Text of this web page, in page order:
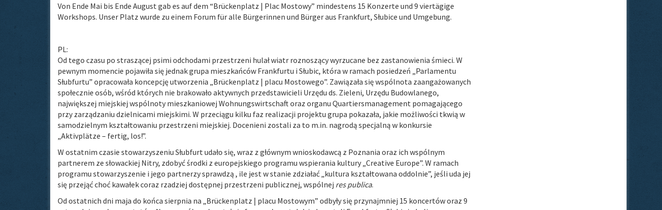
Von Ende Mai bis Ende August gab es auf dem “Brückenplatz | Plac Mostowy” mindestens 15 Konzerte und 9 viertägige
Workshops. Unser Platz wurde zu einem Forum für alle Bürgerinnen und Bürger aus Frankfurt, Słubice und Umgebung.
PL:
Od tego czasu po straszącej psimi odchodami przestrzeni hulał wiatr roznoszący wyrzucane bez zastanowienia śmieci. W
pewnym momencie pojawiła się jednak grupa mieszkańców Frankfurtu i Słubic, która w ramach posiedzeń „Parlamentu
Słubfurtu” opracowała koncepcję utworzenia „Brückenplatz | placu Mostowego”. Zawiązała się wspólnota zaangażowanych
społecznie osób, wśród których nie brakowało aktywnych przedstawicieli Urzędu ds. Zieleni, Urzędu Budowlanego,
największej miejskiej wspólnoty mieszkaniowej Wohnungswirtschaft oraz organu Quartiersmanagement pomagającego
przy zarządzaniu dzielnicami miejskimi. W przeciągu kilku faz realizacji projektu grupa pokazała, jakie możliwości tkwią w
samodzielnym kształtowaniu przestrzeni miejskiej. Docenieni zostali za to m.in. nagrodą specjalną w konkursie
„Aktivplätze – fertig, los!”.
W ostatnim czasie stowarzyszeniu Słubfurt udało się, wraz z głównym wnioskodawcą z Poznania oraz ich wspólnym
partnerem ze słowackiej Nitry, zdobyć środki z europejskiego programu wspierania kultury „Creative Europe”. W ramach
programu stowarzyszenie i jego partnerzy sprawdzą , ile jest w stanie zdziałać „kultura kształtowana oddolnie”, jeśli uda jej
się przejąć choć kawałek coraz rzadziej dostępnej przestrzeni publicznej, wspólnej res publica.
Od ostatnich dni maja do końca sierpnia na „Brückenplatz | placu Mostowym” odbyły się przynajmniej 15 koncertów oraz 9